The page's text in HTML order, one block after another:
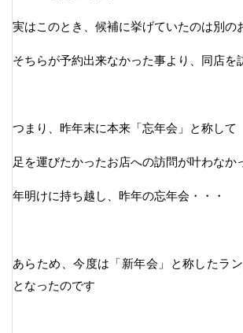
実はこのとき、候補に挙げていたのは別の
そちらが予約出来なかった事より、同店を
つまり、昨年末に本来「忘年会」と称して
足を運びたかったお店への訪問が叶わなか
年明けに持ち越し、昨年の忘年会・・・
あらため、今度は「新年会」と称したラ
となったのです